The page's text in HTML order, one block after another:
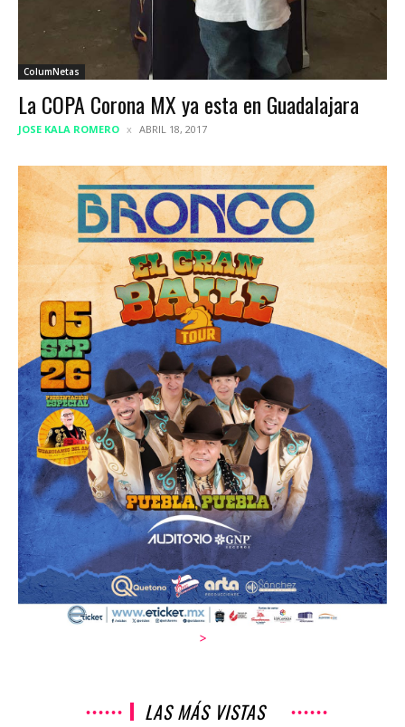
ColumNetas
La COPA Corona MX ya esta en Guadalajara
JOSE KALA ROMERO ABRIL 18, 2017
>
LAS MÁS VISTAS